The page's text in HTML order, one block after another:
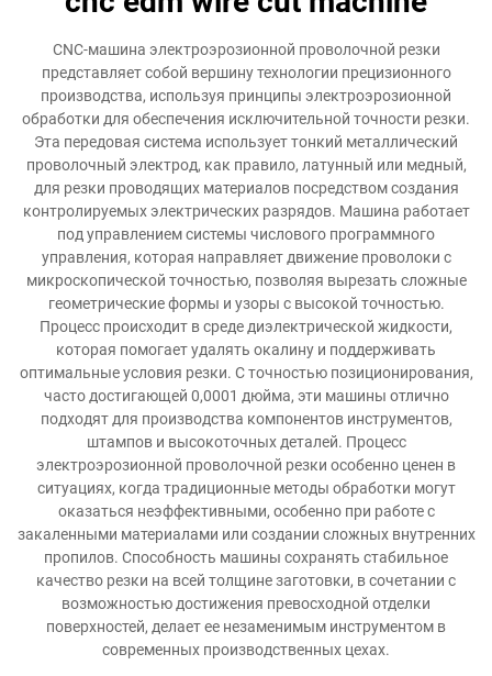
CNC-машина электроэрозионной проволочной резки
представляет собой вершину технологии прецизионного
производства, используя принципы электроэрозионной
обработки для обеспечения исключительной точности резки.
Эта передовая система использует тонкий металлический
проволочный электрод, как правило, латунный или медный,
для резки проводящих материалов посредством создания
контролируемых электрических разрядов. Машина работает
под управлением системы числового программного
управления, которая направляет движение проволоки с
микроскопической точностью, позволяя вырезать сложные
геометрические формы и узоры с высокой точностью.
Процесс происходит в среде диэлектрической жидкости,
которая помогает удалять окалину и поддерживать
оптимальные условия резки. С точностью позиционирования,
часто достигающей 0,0001 дюйма, эти машины отлично
подходят для производства компонентов инструментов,
штампов и высокоточных деталей. Процесс
электроэрозионной проволочной резки особенно ценен в
ситуациях, когда традиционные методы обработки могут
оказаться неэффективными, особенно при работе с
закаленными материалами или создании сложных внутренних
пропилов. Способность машины сохранять стабильное
качество резки на всей толщине заготовки, в сочетании с
возможностью достижения превосходной отделки
поверхностей, делает ее незаменимым инструментом в
современных производственных цехах.